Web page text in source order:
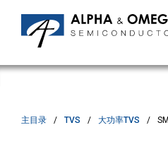
主目录 TVS 大功率TVS